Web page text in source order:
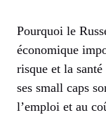
Pourquoi le
économique
risque et la
ses small caps
l’emploi et au